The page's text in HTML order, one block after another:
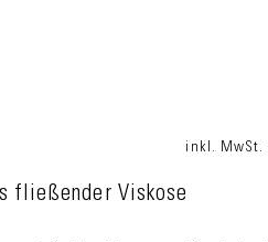
inkl. MwSt.
fließender Viskose